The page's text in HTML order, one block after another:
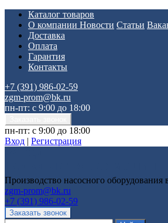
Каталог товаров
О компании Новости Статьи
Доставка
Оплата
Гарантия
Контакты
+7 (391) 986-02-59
zgm-prom@bk.ru
пн-пт: с 9:00 до 18:00
пн-пт: с 9:00 до 18:00
Вход | Регистрация
Производство насосного оборудования
zgm-prom@bk.ru
+7 (391) 986-02-59